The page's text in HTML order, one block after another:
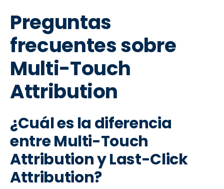
Preguntas
frecuentes sobre
Multi-Touch
Attribution
¿Cuál es la diferencia
entre Multi-Touch
Attribution y Last-Click
Attribution?